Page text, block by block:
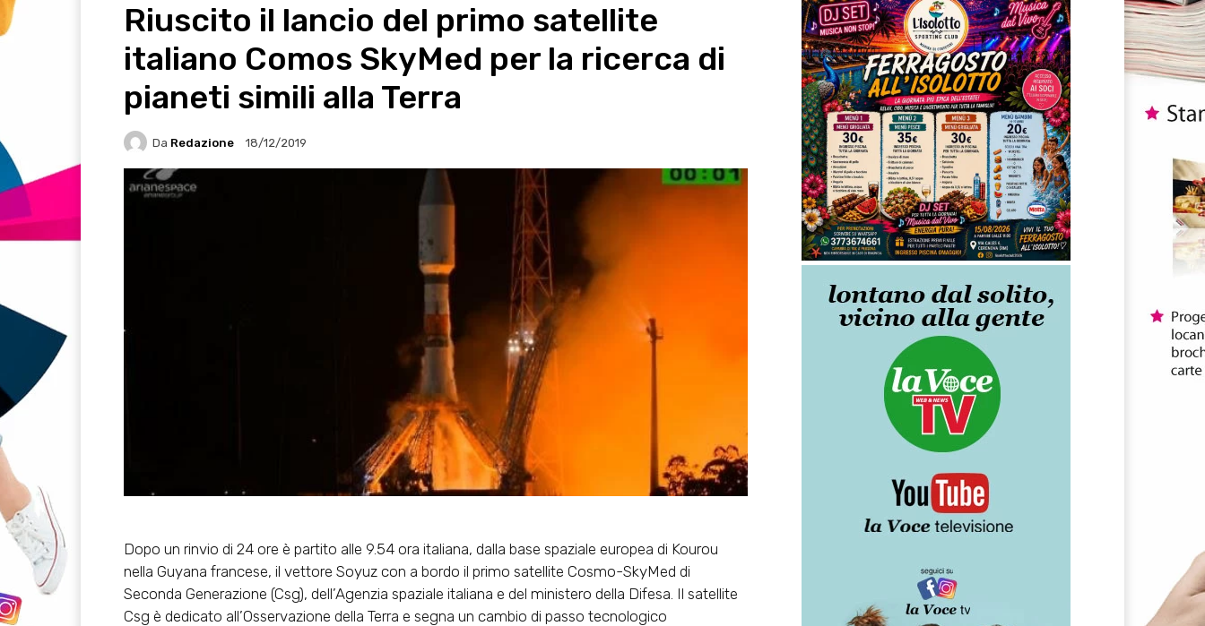
Riuscito il lancio del primo satellite
italiano Comos SkyMed per la ricerca di
pianeti simili alla Terra
Da Redazione 18/12/2019
Dopo un rinvio di 24 ore è partito alle 9.54 ora italiana, dalla base spaziale europea di Kourou
nella Guyana francese, il vettore Soyuz con a bordo il primo satellite Cosmo-SkyMed di
Seconda Generazione (Csg), dell’Agenzia spaziale italiana e del ministero della Difesa. Il satellite
Csg è dedicato all’Osservazione della Terra e segna un cambio di passo tecnologico